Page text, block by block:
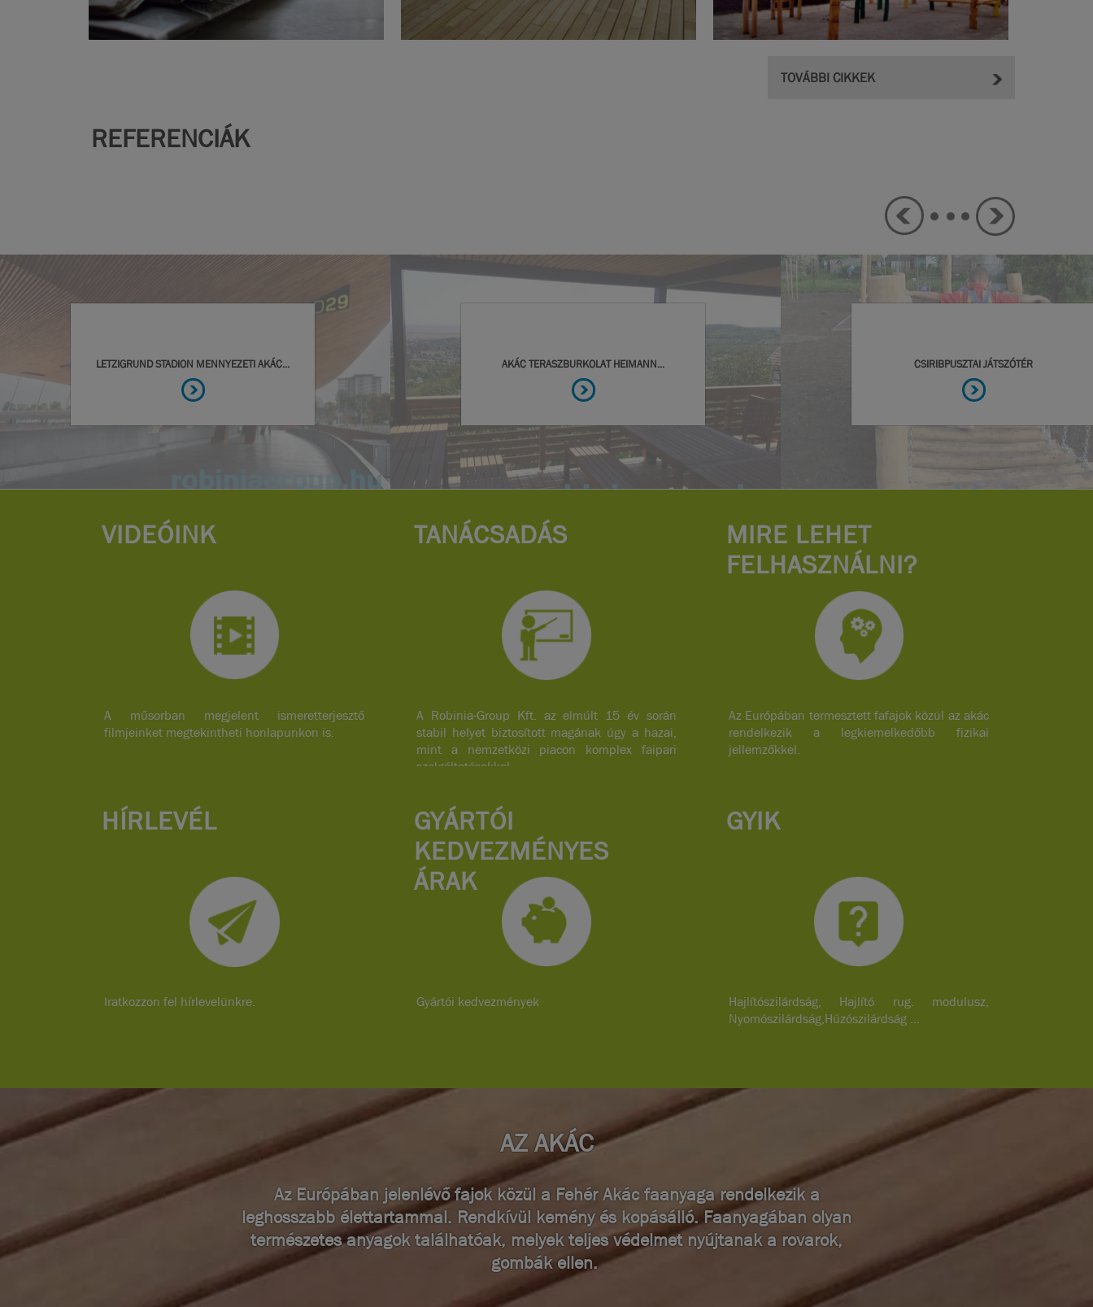
TOVÁBBI CIKKEK
REFERENCIÁK
VIDEÓINK
A műsorban megjelent ismeretterjesztő
filmjeinket megtekintheti honlapunkon is.
TANÁCSADÁS
A Robinia-Group Kft. az elmúlt 15 év során
stabil helyet biztosított magának úgy a hazai,
mint a nemzetközi piacon komplex faipari
szolgáltatásokkal.
MIRE LEHET
FELHASZNÁLNI?
Az Európában termesztett fafajok közül az akác
rendelkezik a legkiemelkedőbb fizikai
jellemzőkkel.
HÍRLEVÉL
Iratkozzon fel hírlevelünkre.
GYÁRTÓI
KEDVEZMÉNYES
ÁRAK
Gyártói kedvezmények
GYIK
Hajlítószilárdság, Hajlító rug. modulusz,
Nyomószilárdság,Húzószilárdság ...
AZ AKÁC
Az Európában jelenlévő fajok közül a Fehér Akác faanyaga rendelkezik a
leghosszabb élettartammal. Rendkívül kemény és kopásálló. Faanyagában olyan
természetes anyagok találhatóak, melyek teljes védelmet nyújtanak a rovarok,
gombák ellen.